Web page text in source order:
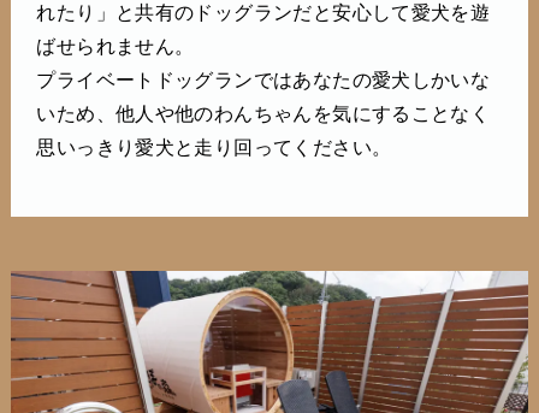
れたり」と共有のドッグランだと安心して愛犬を遊
ばせられません。
プライベートドッグランではあなたの愛犬しかいな
いため、他人や他のわんちゃんを気にすることなく
思いっきり愛犬と走り回ってください。